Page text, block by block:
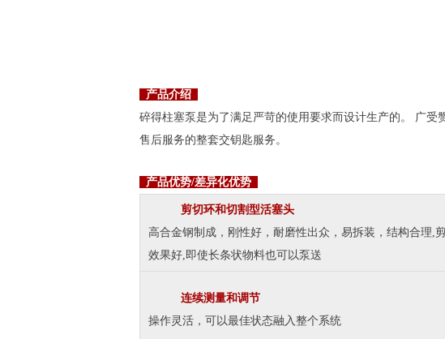
产品介绍
碎得柱塞泵是为了满足严苛的使用要求而设计生产的。 广
售后服务的整套交钥匙服务。
产品优势/差异化优势
剪切环和切割型活塞头
高合金钢制成，刚性好，耐磨性出众，易拆装，结构合理,
效果好,即使长条状物料也可以泵送
连续测量和调节
操作灵活，可以最佳状态融入整个系统